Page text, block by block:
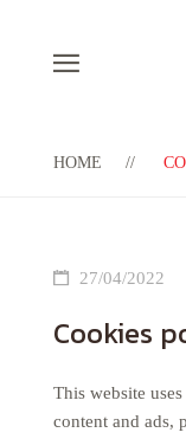
HOME
27/04/2022
Cookies
This website
content and ads,